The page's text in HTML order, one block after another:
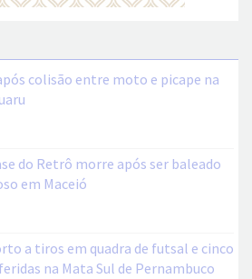
colisão entre moto e picape na
do Retrô morre após ser baleado
em Maceió
a tiros em quadra de futsal e cinco
na Mata Sul de Pernambuco